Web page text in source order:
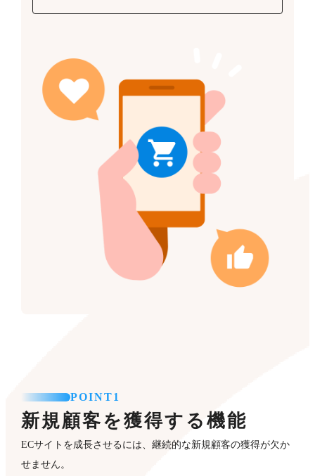
POINT1
新規顧客を獲得する機能
ECサイトを成長させるには、継続的な新規顧客の獲得が欠か
せません。